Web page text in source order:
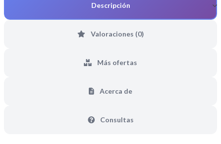
Descripción
Valoraciones (0)
Más ofertas
Acerca de
Consultas